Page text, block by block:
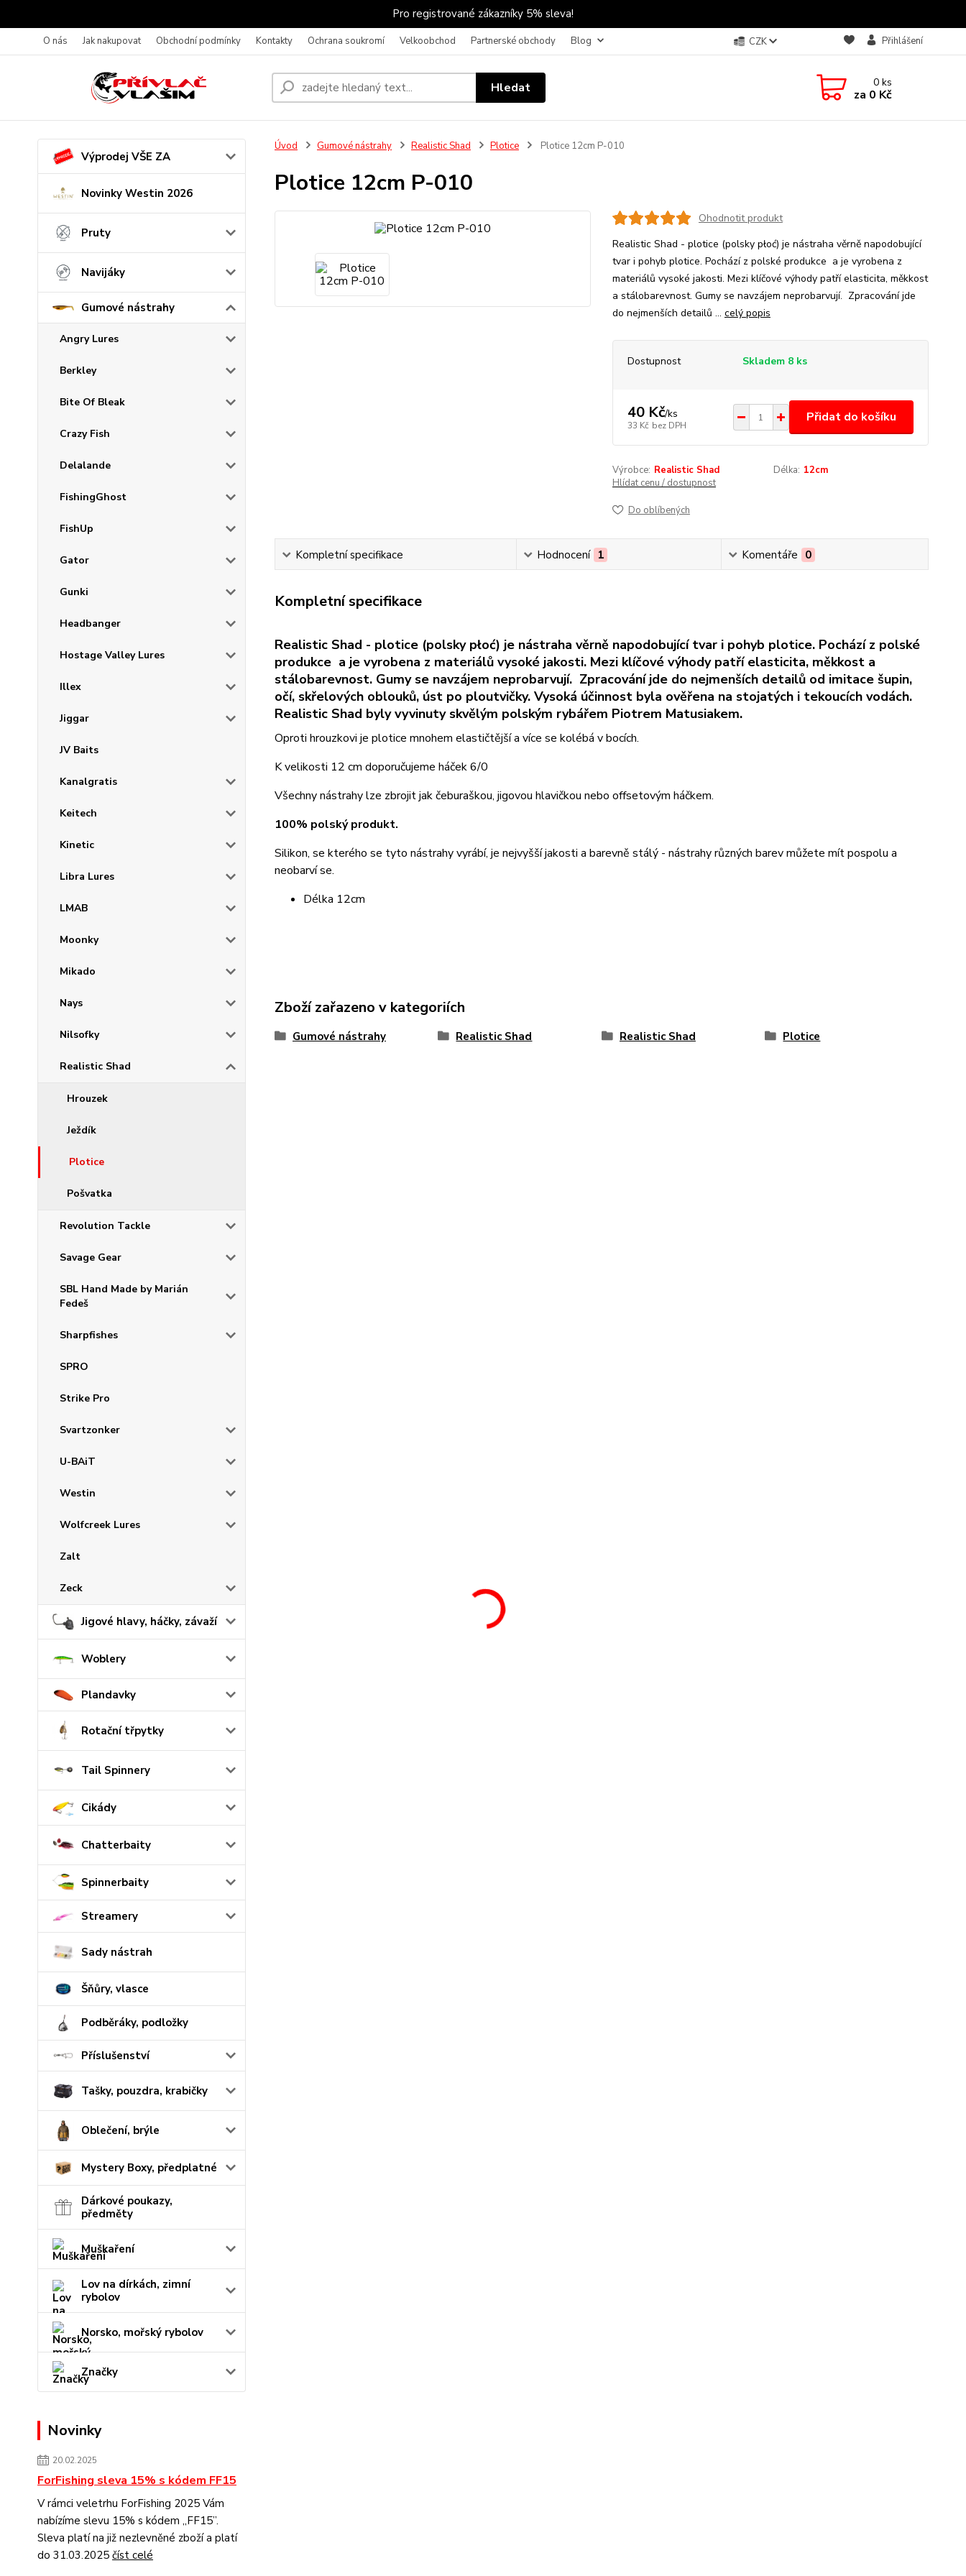
Pro registrované zákazníky 5% sleva!
O nás Jak nakupovat Obchodní podmínky Kontakty Ochrana soukromí Velkoobchod Partnerské obchody Blog CZK Přihlášení
Hledat 0ks
za 0 Kč
Výprodej VŠE ZA
Novinky Westin 2026
Pruty
Navijáky
Gumové nástrahy
Angry Lures
Berkley
Bite Of Bleak
Crazy Fish
Delalande
FishingGhost
FishUp
Gator
Gunki
Headbanger
Hostage Valley Lures
Illex
Jiggar
JV Baits
Kanalgratis
Keitech
Kinetic
Libra Lures
LMAB
Moonky
Mikado
Nays
Nilsofky
Realistic Shad
Hrouzek
Ježdík
Plotice
Pošvatka
Revolution Tackle
Savage Gear
SBL Hand Made by Marián
Fedeš
Sharpfishes
SPRO
Strike Pro
Svartzonker
U-BAiT
Westin
Wolfcreek Lures
Zalt
Zeck
Jigové hlavy, háčky, závaží
Woblery
Plandavky
Rotační třpytky
Tail Spinnery
Cikády
Chatterbaity
Spinnerbaity
Streamery
Sady nástrah
Šňůry, vlasce
Podběráky, podložky
Příslušenství
Tašky, pouzdra, krabičky
Oblečení, brýle
Mystery Boxy, předplatné
Dárkové poukazy,
předměty
Muškaření
Lov na dírkách, zimní
rybolov
Norsko, mořský rybolov
Značky
Novinky
20.02.2025
ForFishing sleva 15% s kódem FF15
V rámci veletrhu ForFishing 2025 Vám
nabízíme slevu 15% s kódem „FF15”.
Sleva platí na již nezlevněné zboží a platí
do 31.03.2025 číst celé
Úvod Gumové nástrahy Realistic Shad Plotice Plotice 12cm P-010
Plotice 12cm P-010
Ohodnotit produkt
Realistic Shad - plotice (polsky płoć) je nástraha věrně napodobující
tvar i pohyb plotice. Pochází z polské produkce a je vyrobena z
materiálů vysoké jakosti. Mezi klíčové výhody patří elasticita, měkkost
a stálobarevnost. Gumy se navzájem neprobarvují. Zpracování jde
do nejmenších detailů ... celý popis
Dostupnost Skladem 8 ks
40 Kč/ks
33 Kč bez DPH
Přidat do košíku
Výrobce: Realistic Shad Délka: 12cm
Hlídat cenu / dostupnost
Do oblíbených
Kompletní specifikace Hodnocení 1 Komentáře 0
Kompletní specifikace
Realistic Shad - plotice (polsky płoć) je nástraha věrně napodobující tvar i pohyb plotice. Pochází z polské
produkce a je vyrobena z materiálů vysoké jakosti. Mezi klíčové výhody patří elasticita, měkkost a
stálobarevnost. Gumy se navzájem neprobarvují. Zpracování jde do nejmenších detailů od imitace šupin,
očí, skřelových oblouků, úst po ploutvičky. Vysoká účinnost byla ověřena na stojatých i tekoucích vodách.
Realistic Shad byly vyvinuty skvělým polským rybářem Piotrem Matusiakem.
Oproti hrouzkovi je plotice mnohem elastičtější a více se kolébá v bocích.
K velikosti 12 cm doporučujeme háček 6/0
Všechny nástrahy lze zbrojit jak čeburaškou, jigovou hlavičkou nebo offsetovým háčkem.
100% polský produkt.
Silikon, se kterého se tyto nástrahy vyrábí, je nejvyšší jakosti a barevně stálý - nástrahy různých barev můžete mít pospolu a
neobarví se.
Délka 12cm
Zboží zařazeno v kategoriích
Gumové nástrahy Realistic Shad Realistic Shad Plotice